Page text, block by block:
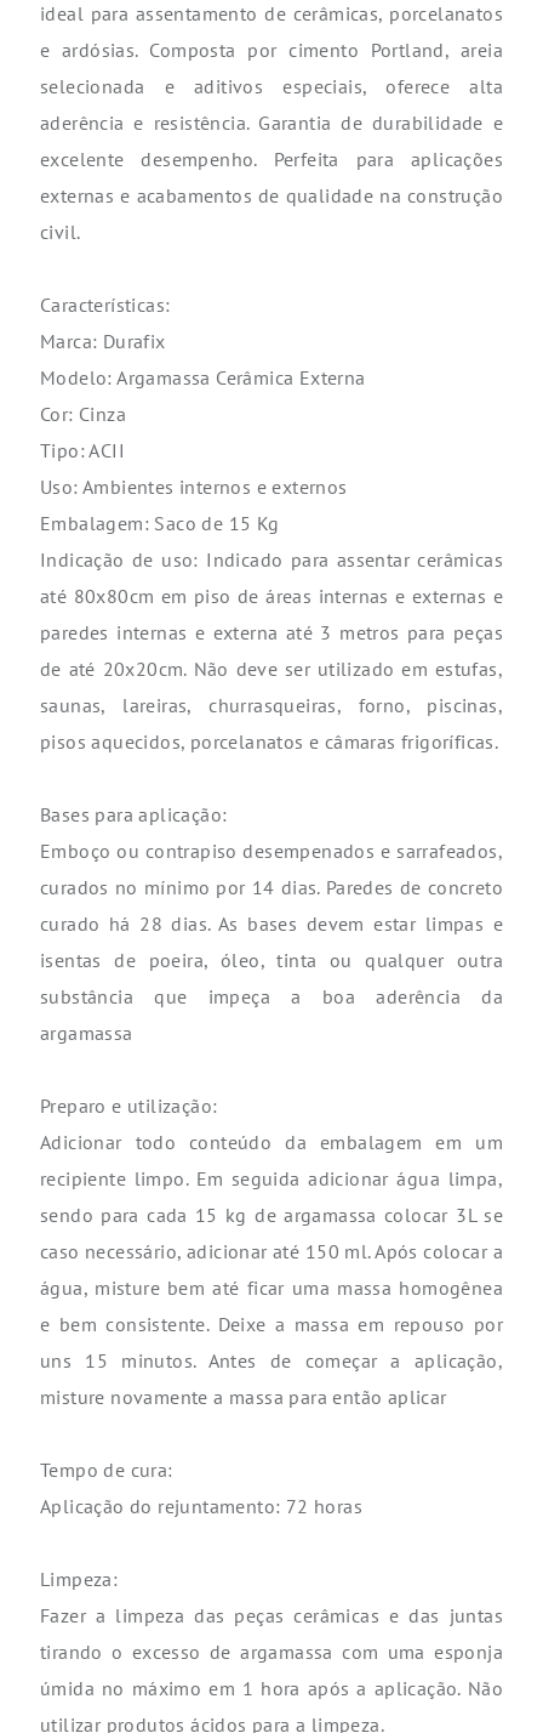
ideal para assentamento de cerâmicas, porcelanatos
e ardósias. Composta por cimento Portland, areia
selecionada e aditivos especiais, oferece alta
aderência e resistência. Garantia de durabilidade e
excelente desempenho. Perfeita para aplicações
externas e acabamentos de qualidade na construção
civil.
Características:
Marca: Durafix
Modelo: Argamassa Cerâmica Externa
Cor: Cinza
Tipo: ACII
Uso: Ambientes internos e externos
Embalagem: Saco de 15 Kg
Indicação de uso: Indicado para assentar cerâmicas
até 80x80cm em piso de áreas internas e externas e
paredes internas e externa até 3 metros para peças
de até 20x20cm. Não deve ser utilizado em estufas,
saunas, lareiras, churrasqueiras, forno, piscinas,
pisos aquecidos, porcelanatos e câmaras frigoríficas.
Bases para aplicação:
Emboço ou contrapiso desempenados e sarrafeados,
curados no mínimo por 14 dias. Paredes de concreto
curado há 28 dias. As bases devem estar limpas e
isentas de poeira, óleo, tinta ou qualquer outra
substância que impeça a boa aderência da
argamassa
Preparo e utilização:
Adicionar todo conteúdo da embalagem em um
recipiente limpo. Em seguida adicionar água limpa,
sendo para cada 15 kg de argamassa colocar 3L se
caso necessário, adicionar até 150 ml. Após colocar a
água, misture bem até ficar uma massa homogênea
e bem consistente. Deixe a massa em repouso por
uns 15 minutos. Antes de começar a aplicação,
misture novamente a massa para então aplicar
Tempo de cura:
Aplicação do rejuntamento: 72 horas
Limpeza:
Fazer a limpeza das peças cerâmicas e das juntas
tirando o excesso de argamassa com uma esponja
úmida no máximo em 1 hora após a aplicação. Não
utilizar produtos ácidos para a limpeza.